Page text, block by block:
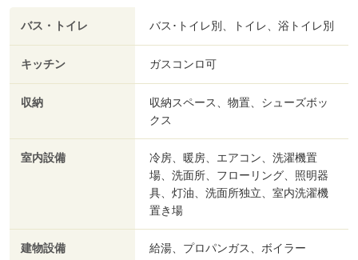
バス・トイレ バス･トイレ別、トイレ、浴トイレ別
キッチン ガスコンロ可
収納
収納スペース、物置、シューズボッ
クス
室内設備
冷房、暖房、エアコン、洗濯機置
場、洗面所、フローリング、照明器
具、灯油、洗面所独立、室内洗濯機
置き場
建物設備 給湯、プロパンガス、ボイラー